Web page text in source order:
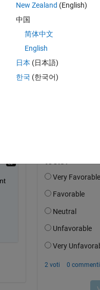
il 25 Set 2024
New Zealand (English)
中国
简体中文
English
日本 (日本語)
한국 (한국어)